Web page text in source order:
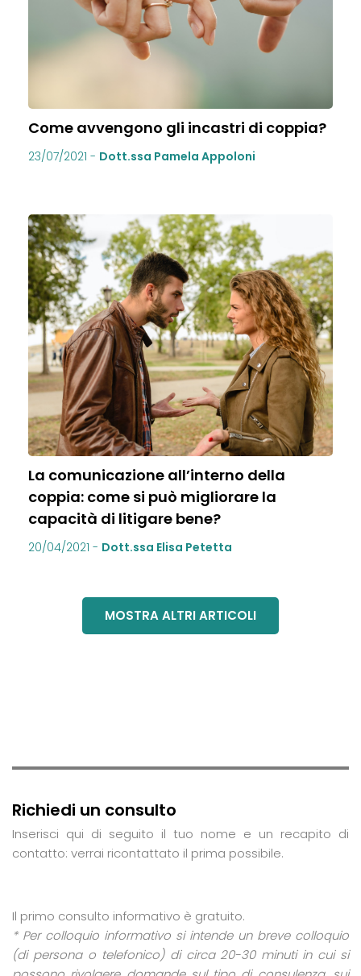
Come avvengono gli incastri di coppia?
23/07/2021 - Dott.ssa Pamela Appoloni
La comunicazione all’interno della
coppia: come si può migliorare la
capacità di litigare bene?
20/04/2021 - Dott.ssa Elisa Petetta
MOSTRA ALTRI ARTICOLI
Richiedi un consulto
Inserisci qui di seguito il tuo nome e un recapito di
contatto: verrai ricontattato il prima possibile.
Il primo consulto informativo è gratuito.
* Per colloquio informativo si intende un breve colloquio
(di persona o telefonico) di circa 20-30 minuti in cui si